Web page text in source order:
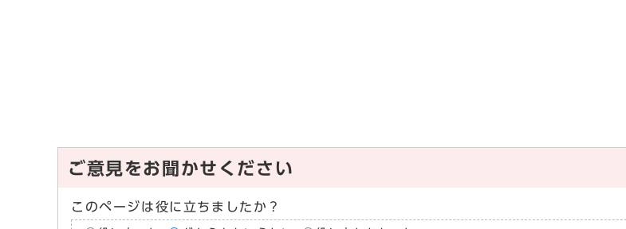
ご意見をお聞かせください
このページは役に立ちましたか？